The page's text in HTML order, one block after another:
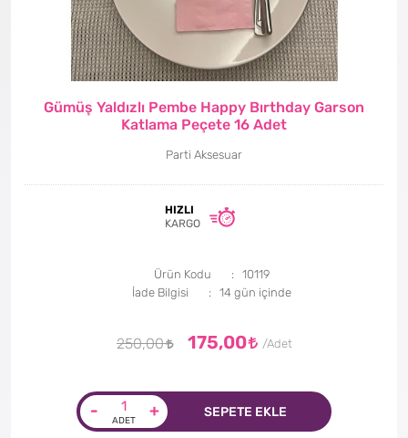
Gümüş Yaldızlı Pembe Happy Bırthday Garson
Katlama Peçete 16 Adet
Parti Aksesuar
HIZLI
KARGO
Ürün Kodu
10119
İade Bilgisi
250,00 175,00
- + SEPETE EKLE